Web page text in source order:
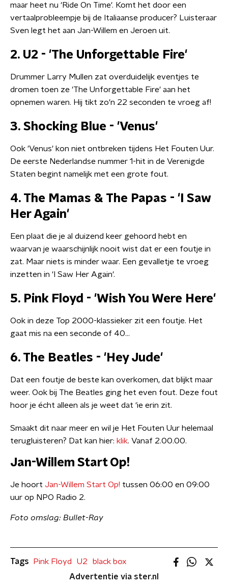
maar heet nu 'Ride On Time'. Komt het door een
vertaalprobleempje bij de Italiaanse producer? Luisteraar
Sven legt het aan Jan-Willem en Jeroen uit.
2. U2 - 'The Unforgettable Fire'
Drummer Larry Mullen zat overduidelijk eventjes te
dromen toen ze 'The Unforgettable Fire' aan het
opnemen waren. Hij tikt zo'n 22 seconden te vroeg af!
3. Shocking Blue - 'Venus'
Ook 'Venus' kon niet ontbreken tijdens Het Fouten Uur.
De eerste Nederlandse nummer 1-hit in de Verenigde
Staten begint namelijk met een grote fout.
4. The Mamas & The Papas - 'I Saw
Her Again'
Een plaat die je al duizend keer gehoord hebt en
waarvan je waarschijnlijk nooit wist dat er een foutje in
zat. Maar niets is minder waar. Een gevalletje te vroeg
inzetten in 'I Saw Her Again'.
5. Pink Floyd - 'Wish You Were Here'
Ook in deze Top 2000-klassieker zit een foutje. Het
gaat mis na een seconde of 40...
6. The Beatles - 'Hey Jude'
Dat een foutje de beste kan overkomen, dat blijkt maar
weer. Ook bij The Beatles ging het even fout. Deze fout
hoor je écht alleen als je weet dat 'ie erin zit.
Smaakt dit naar meer en wil je Het Fouten Uur helemaal
terugluisteren? Dat kan hier: klik. Vanaf 2.00.00.
Jan-Willem Start Op!
Je hoort Jan-Willem Start Op! tussen 06:00 en 09:00
uur op NPO Radio 2.
Foto omslag: Bullet-Ray
Tags Pink Floyd U2
black box
Advertentie via ster.nl